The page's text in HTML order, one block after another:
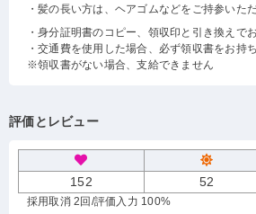
・髪の長い方は、ヘアゴムなどをご持参いた
・身分証明書のコピー、領収印と引き換えで
・交通費を使用した場合、必ず領収書をお持
※領収書がない場合、支給できません
評価とレビュー
152 52
採用取消 2回 /評価入力 100%